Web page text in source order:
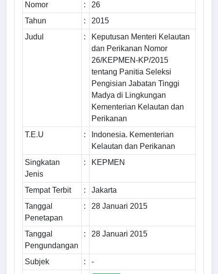
Nomor
:
26
Tahun
:
2015
Judul
:
Keputusan Menteri Kelautan
dan Perikanan Nomor
26/KEPMEN-KP/2015
tentang Panitia Seleksi
Pengisian Jabatan Tinggi
Madya di Lingkungan
Kementerian Kelautan dan
Perikanan
T.E.U
:
Indonesia. Kementerian
Kelautan dan Perikanan
Singkatan
Jenis
: KEPMEN
Tempat Terbit :
Jakarta
Tanggal
Penetapan
: 28 Januari 2015
Tanggal
Pengundangan
: 28 Januari 2015
Subjek :
-